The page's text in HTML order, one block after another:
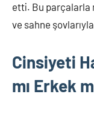
etti. Bu parçalarla
ve sahne
Cinsiyeti
mı Erkek